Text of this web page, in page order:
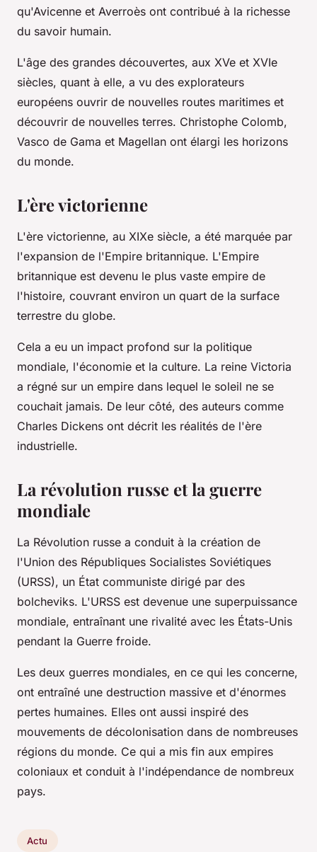
qu'Avicenne et Averroès ont contribué à la richesse
du savoir humain.
L'âge des grandes découvertes, aux XVe et XVIe
siècles, quant à elle, a vu des explorateurs
européens ouvrir de nouvelles routes maritimes et
découvrir de nouvelles terres. Christophe Colomb,
Vasco de Gama et Magellan ont élargi les horizons
du monde.
L'ère victorienne
L'ère victorienne, au XIXe siècle, a été marquée par
l'expansion de l'Empire britannique. L'Empire
britannique est devenu le plus vaste empire de
l'histoire, couvrant environ un quart de la surface
terrestre du globe.
Cela a eu un impact profond sur la politique
mondiale, l'économie et la culture. La reine Victoria
a régné sur un empire dans lequel le soleil ne se
couchait jamais. De leur côté, des auteurs comme
Charles Dickens ont décrit les réalités de l'ère
industrielle.
La révolution russe et la guerre
mondiale
La Révolution russe a conduit à la création de
l'Union des Républiques Socialistes Soviétiques
(URSS), un État communiste dirigé par des
bolcheviks. L'URSS est devenue une superpuissance
mondiale, entraînant une rivalité avec les États-Unis
pendant la Guerre froide.
Les deux guerres mondiales, en ce qui les concerne,
ont entraîné une destruction massive et d'énormes
pertes humaines. Elles ont aussi inspiré des
mouvements de décolonisation dans de nombreuses
régions du monde. Ce qui a mis fin aux empires
coloniaux et conduit à l'indépendance de nombreux
pays.
Actu